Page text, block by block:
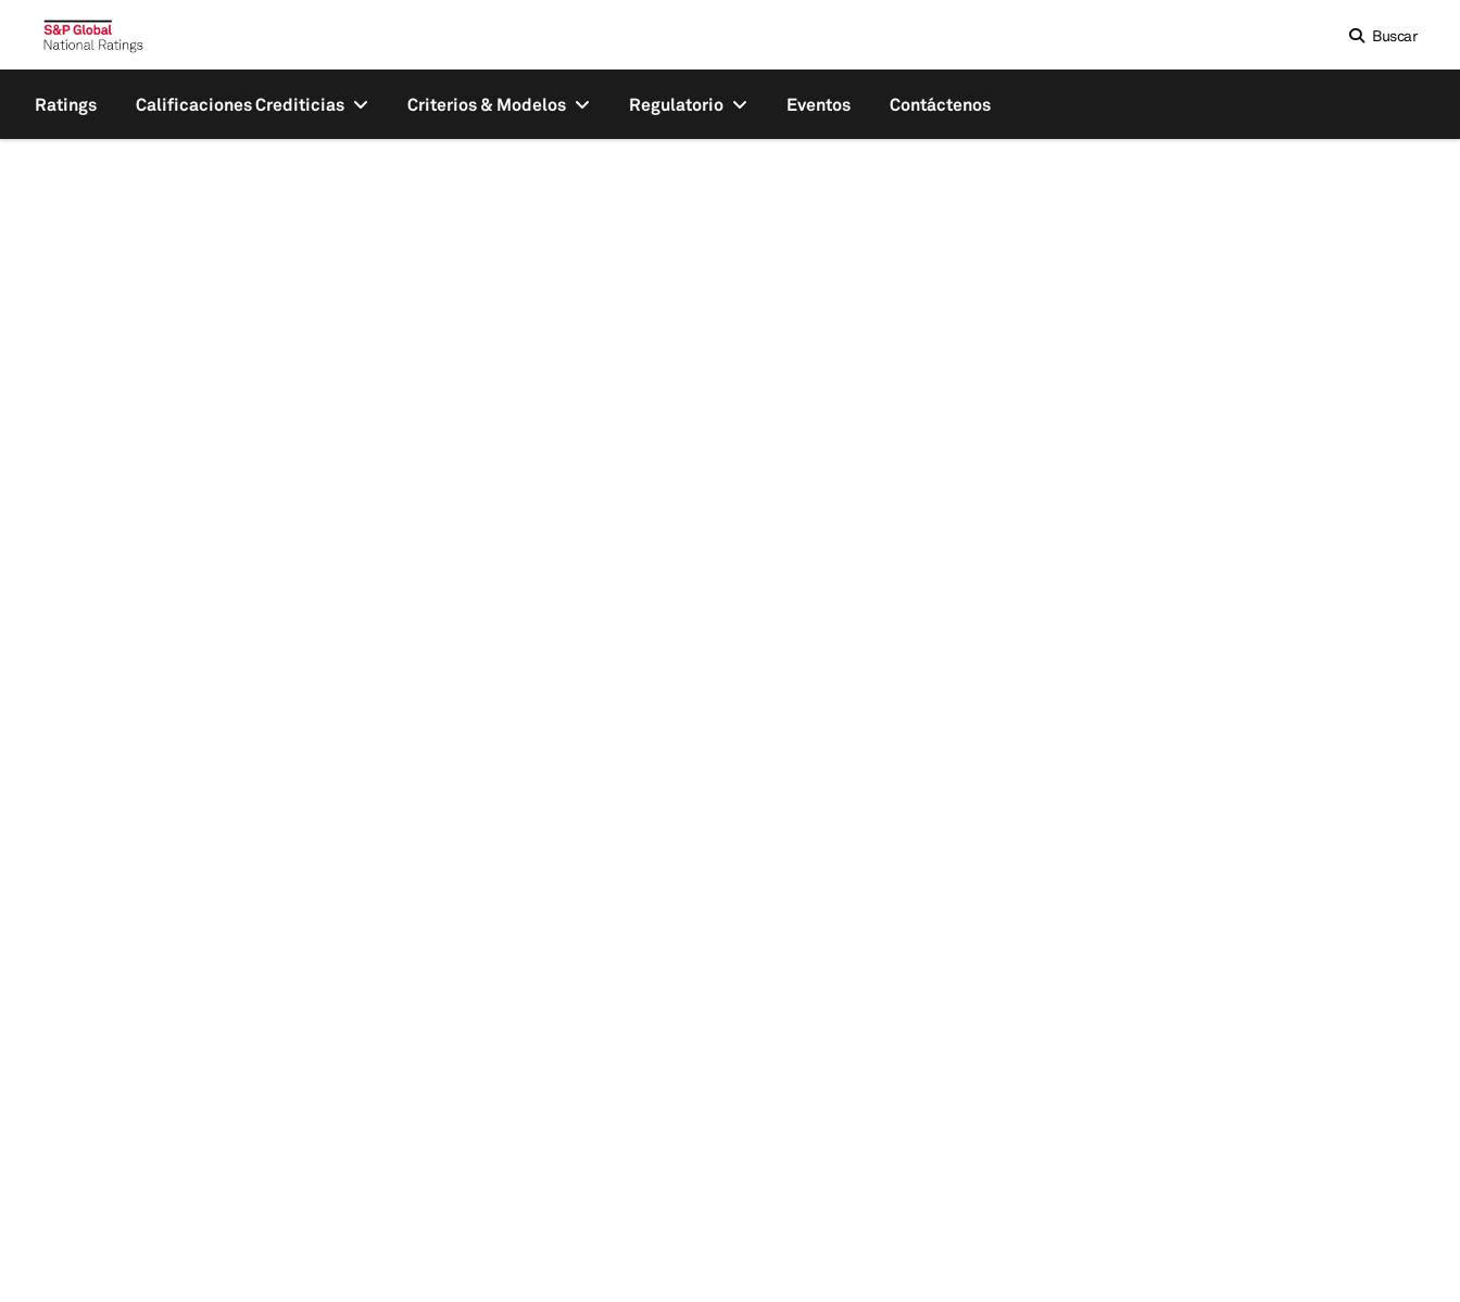
Buscar
Ratings Calificaciones Crediticias Criterios & Modelos Regulatorio Eventos Contáctenos